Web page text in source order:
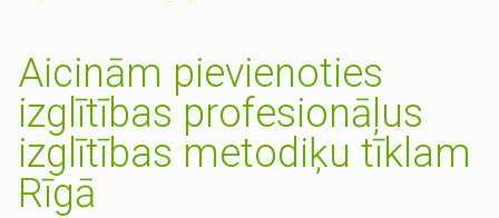
Aicinām pievienoties
izglītības profesionāļus
izglītības metodiķu tīklam
Rīgā